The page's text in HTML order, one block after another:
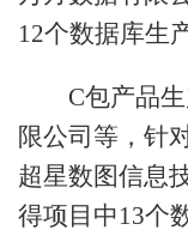
12个数据库生
C包产品
限公司等，针
超星数图信息
得项目中13个